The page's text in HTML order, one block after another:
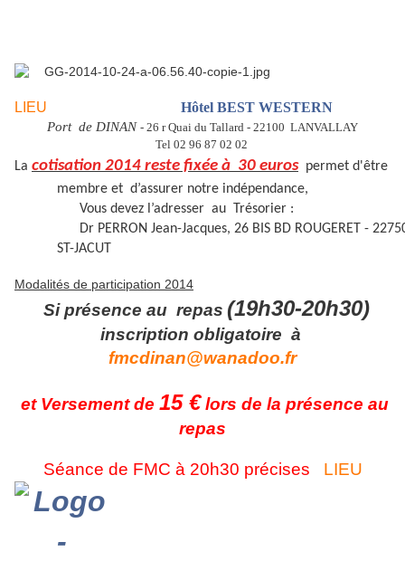
LIEU Hôtel BEST WESTERN
Port de DINAN - 26 r Quai du Tallard - 22100 LANVALLAY
Tel 02 96 87 02 02
La cotisation 2014 reste fixée à 30 euros permet d'être
membre et d’assurer notre indépendance,
Vous devez l’adresser au Trésorier :
Dr PERRON Jean-Jacques, 26 BIS BD ROUGERET -
ST-JACUT
Modalités de participation 2014
Si présence au repas (19h30-20h30)
inscription obligatoire à
fmcdinan@wanadoo.fr
et Versement de 15 €lors de la présence au
repas
Séance de FMC à 20h30 précises LIEU